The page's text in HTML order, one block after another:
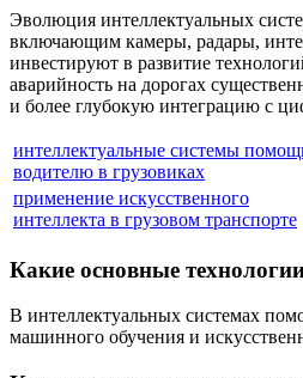
Эволюция интеллектуальных
включающим камеры, радары,
инвестируют в развитие
аварийность на дорогах
и более глубокую интеграцию с
интеллектуальные системы
водителю в грузовиках
применение искусственного
интеллекта в грузовом транспорте
Какие основные
В интеллектуальных системах
машинного обучения и